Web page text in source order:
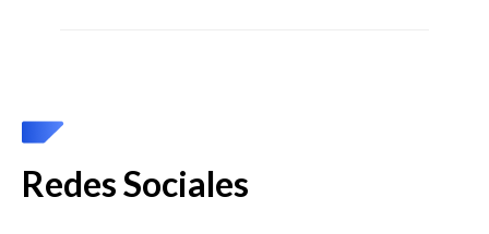
Redes Sociales